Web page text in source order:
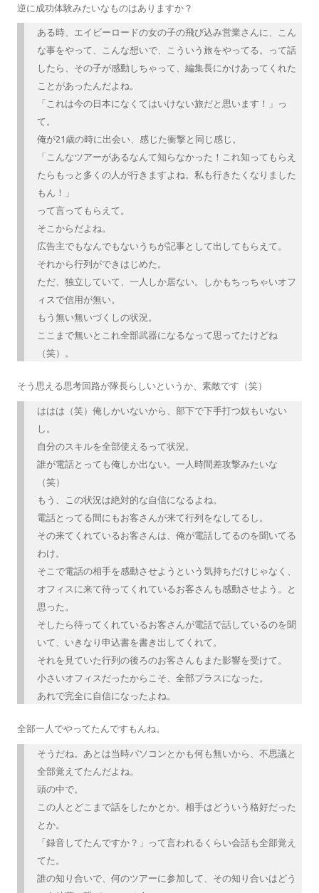
逆に成功体験みたいなものはありますか？
ある時、エイビーロードの女の子の飛び込み営業さんに、こん
な事をやって、こんな想いで、こういう旅をやってる。って話
したら、その子が感動しちゃって、編集長にかけあってくれた
ことがあったんだよね。
「これは今の日本になくてはいけない旅だと思います！」っ
て。
俺が21歳の時に出会い、感じた衝撃と同じ感じ。
「こんなツアーがあるなんて知らなかった！これ知ってもらえ
たらもっと多くの人が行きますよね。私も行きたくなりました
もん！」
って言ってもらえて。
そこからだよね。
広告主でもなんでもないうちが記事として出してもらえて。
それから行列ができはじめた。
ただ、独立していて、一人しか居ない。しかもちっちゃいオフ
ィスで信用が無い。
もう無い無いづくしの状況。
ここまで無いとこれ全部武器になるなって思ってたけどね
（笑）。
そう思える思考回路が隊長らしいというか、素敵です（笑）
ははは（笑）俺しかいないから、部下で下手打つ奴もいない
し。
自分のスキルを全部使えるって状況。
誰が電話とっても俺しか出ない。一人時間差攻撃みたいな
（笑）
もう、この状況は絶対的な自信になるよね。
電話とってる間にもお客さんが来て行列をなしてるし。
その来てくれているお客さんは、俺が電話してるのを聞いてる
わけ。
そこで電話の相手を感動させようという気持ちだけじゃなく、
オフィスに来て待ってくれているお客さんも感動させよう。と
思った。
そしたら待ってくれているお客さんが電話で話しているのを聞
いて、いきなり申込書を書き出してくれて。
それを見ていた行列の後ろのお客さんもまた影響を受けて。
小さいオフィスだったからこそ、全部プラスになった。
あれで完全に自信になったよね。
全部一人でやってたんですもんね。
そうだね。あとは当時パソコンとかも何も無いから、不思議と
全部覚えてたんだよね。
頭の中で。
この人とどこまで話をしたかとか。相手はどういう格好だった
とか。
「録音してたんですか？」って言われるくらい会話も全部覚え
てた。
誰の知り合いで、何のツアーに参加して、その知り合いはどう